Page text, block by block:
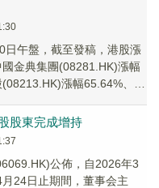
日午盤，截至發稿，港股漲
金典集團(08281.HK)漲幅
漲幅65.64%、中
股東完成增持
公佈，自2026年3
24日止期間，董事会主